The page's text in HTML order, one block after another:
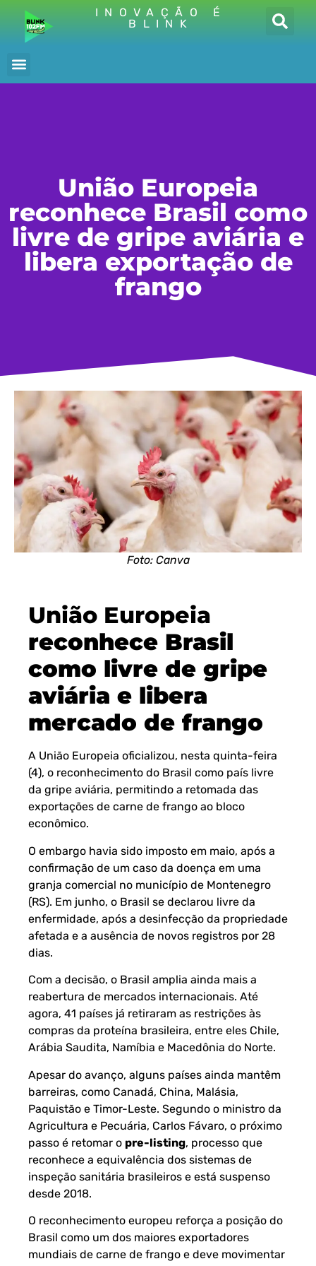
INOVAÇÃO É
BLINK
União Europeia
reconhece Brasil como
livre de gripe aviária e
libera exportação de
frango
Foto: Canva
União Europeia
reconhece Brasil
como livre de gripe
aviária e libera
mercado de frango
A União Europeia oficializou, nesta quinta-feira
(4), o reconhecimento do Brasil como país livre
da gripe aviária, permitindo a retomada das
exportações de carne de frango ao bloco
econômico.
O embargo havia sido imposto em maio, após a
confirmação de um caso da doença em uma
granja comercial no município de Montenegro
(RS). Em junho, o Brasil se declarou livre da
enfermidade, após a desinfecção da propriedade
afetada e a ausência de novos registros por 28
dias.
Com a decisão, o Brasil amplia ainda mais a
reabertura de mercados internacionais. Até
agora, 41 países já retiraram as restrições às
compras da proteína brasileira, entre eles Chile,
Arábia Saudita, Namíbia e Macedônia do Norte.
Apesar do avanço, alguns países ainda mantêm
barreiras, como Canadá, China, Malásia,
Paquistão e Timor-Leste. Segundo o ministro da
Agricultura e Pecuária, Carlos Fávaro, o próximo
passo é retomar o pre-listing, processo que
reconhece a equivalência dos sistemas de
inspeção sanitária brasileiros e está suspenso
desde 2018.
O reconhecimento europeu reforça a posição do
Brasil como um dos maiores exportadores
mundiais de carne de frango e deve movimentar